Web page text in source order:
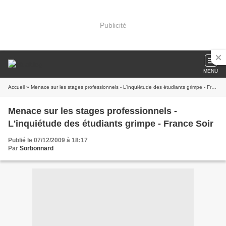
Publicité
MENU
Accueil » Menace sur les stages professionnels - L'inquiétude des étudiants grimpe - France Soir
Menace sur les stages professionnels -
L'inquiétude des étudiants grimpe - France Soir
Publié le 07/12/2009 à 18:17
Par Sorbonnard